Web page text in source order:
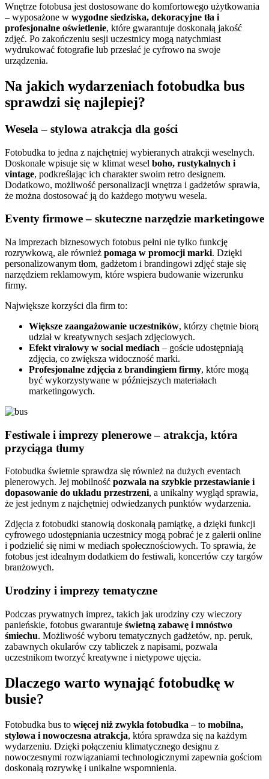
Wnętrze fotobusa jest dostosowane do komfortowego użytkowania
– wyposażone w wygodne siedziska, dekoracyjne tła i
profesjonalne oświetlenie, które gwarantuje doskonałą jakość
zdjęć. Po zakończeniu sesji uczestnicy mogą natychmiast
wydrukować fotografie lub przesłać je cyfrowo na swoje
urządzenia.
Na jakich wydarzeniach fotobudka bus
sprawdzi się najlepiej?
Wesela – stylowa atrakcja dla gości
Fotobudka to jedna z najchętniej wybieranych atrakcji weselnych.
Doskonale wpisuje się w klimat wesel boho, rustykalnych i
vintage, podkreślając ich charakter swoim retro designem.
Dodatkowo, możliwość personalizacji wnętrza i gadżetów sprawia,
że można dostosować ją do każdego motywu wesela.
Eventy firmowe – skuteczne narzędzie marketingowe
Na imprezach biznesowych fotobus pełni nie tylko funkcję
rozrywkową, ale również pomaga w promocji marki. Dzięki
personalizowanym tłom, gadżetom i brandingowi zdjęć staje się
narzędziem reklamowym, które wspiera budowanie wizerunku
firmy.
Największe korzyści dla firm to:
Większe zaangażowanie uczestników, którzy chętnie biorą
udział w kreatywnych sesjach zdjęciowych.
Efekt viralowy w social mediach – goście udostępniają
zdjęcia, co zwiększa widoczność marki.
Profesjonalne zdjęcia z brandingiem firmy, które mogą
być wykorzystywane w późniejszych materiałach
marketingowych.
Festiwale i imprezy plenerowe – atrakcja, która
przyciąga tłumy
Fotobudka świetnie sprawdza się również na dużych eventach
plenerowych. Jej mobilność pozwala na szybkie przestawianie i
dopasowanie do układu przestrzeni, a unikalny wygląd sprawia,
że jest jednym z najchętniej odwiedzanych punktów wydarzenia.
Zdjęcia z fotobudki stanowią doskonałą pamiątkę, a dzięki funkcji
cyfrowego udostępniania uczestnicy mogą pobrać je z galerii online
i podzielić się nimi w mediach społecznościowych. To sprawia, że
fotobus jest idealnym dodatkiem do festiwali, koncertów czy targów
branżowych.
Urodziny i imprezy tematyczne
Podczas prywatnych imprez, takich jak urodziny czy wieczory
panieńskie, fotobus gwarantuje świetną zabawę i mnóstwo
śmiechu. Możliwość wyboru tematycznych gadżetów, np. peruk,
zabawnych okularów czy tabliczek z napisami, pozwala
uczestnikom tworzyć kreatywne i nietypowe ujęcia.
Dlaczego warto wynająć fotobudkę w
busie?
Fotobudka bus to więcej niż zwykła fotobudka – to mobilna,
stylowa i nowoczesna atrakcja, która sprawdza się na każdym
wydarzeniu. Dzięki połączeniu klimatycznego designu z
nowoczesnymi rozwiązaniami technologicznymi zapewnia gościom
doskonałą rozrywkę i unikalne wspomnienia.